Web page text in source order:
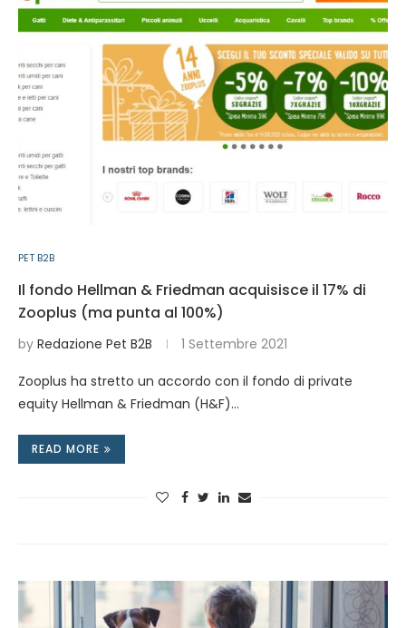
PET B2B
Il fondo Hellman & Friedman acquisisce il 17% di
Zooplus (ma punta al 100%)
by Redazione Pet B2B 1 Settembre 2021
Zooplus ha stretto un accordo con il fondo di private
equity Hellman & Friedman (H&F)…
READ MORE